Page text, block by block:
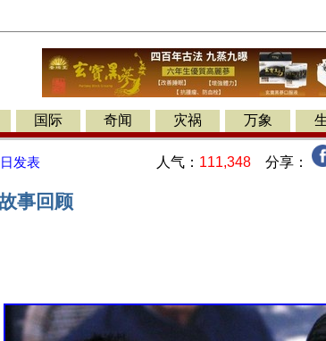
国际 奇闻 灾祸 万象
发表 人气： 111,348 分享：
事回顾